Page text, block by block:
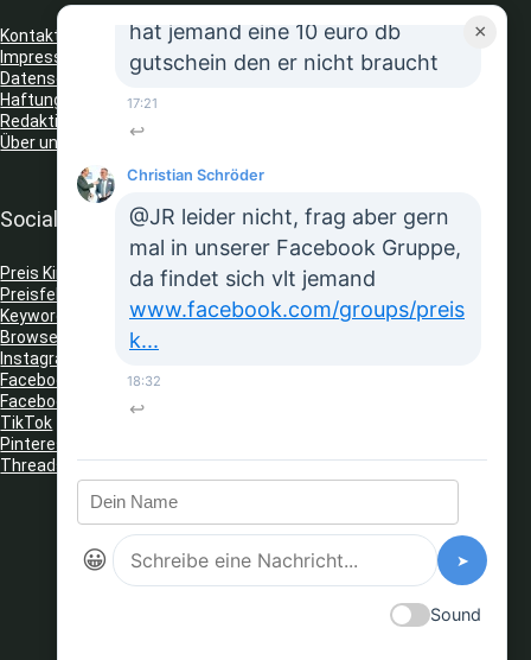
Kontakt
Impressum
Datenschutz
Haftungsausschluss
Redaktionelle Richtlinien
Über uns
Social Media
Preis King auf Telegram
Preisfehler Whats App Kanal
Keyword Tracker (Telegram)
Browser Erweiterungen: Gutschein Finder
Instagram
Facebook
Facebook Gruppe
TikTok
Pinterest
Threads
×
hat jemand eine 10 euro db
gutschein den er nicht braucht
17:21
↩
Christian Schröder
@JR leider nicht, frag aber gern
mal in unserer Facebook Gruppe,
da findet sich vlt jemand
www.facebook.com/groups/preis
k...
18:32
↩
😀 ➤
Sound